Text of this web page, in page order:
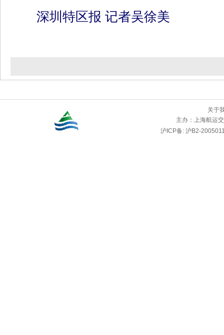
深圳特区报 记者吴徐美
关于
主办： 上海航运
沪ICP备: 沪B2-